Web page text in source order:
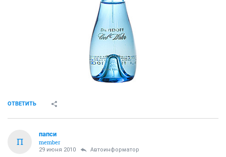
ОТВЕТИТЬ
П
папси
member
29 июня 2010 Автоинформатор